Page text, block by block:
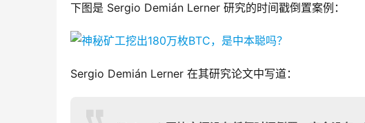
下图是 Sergio Demián Lerner 研究的时间戳倒置案例：
Sergio Demián Lerner 在其研究论文中写道：